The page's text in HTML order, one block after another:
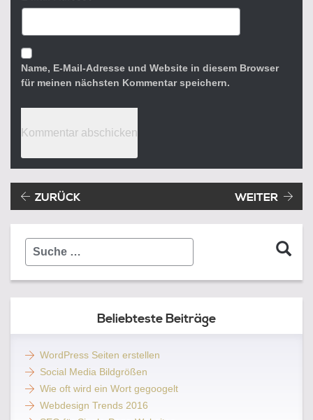
Name, E-Mail-Adresse und Website in diesem Browser
für meinen nächsten Kommentar speichern.
Beitragsnavigation
ZURÜCK WEITER
Beliebteste Beiträge
WordPress Seiten erstellen
Social Media Bildgrößen
Wie oft wird ein Wort gegoogelt
Webdesign Trends 2016